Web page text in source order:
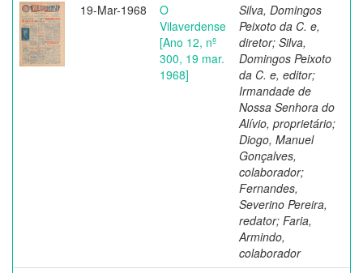
19-Mar-1968
O
Vilaverdense
[Ano 12, nº
300, 19 mar.
1968]
Silva, Domingos
Peixoto da C. e,
diretor; Silva,
Domingos Peixoto
da C. e, editor;
Irmandade de
Nossa Senhora do
Alívio, proprietário;
Diogo, Manuel
Gonçalves,
colaborador;
Fernandes,
Severino Pereira,
redator; Faria,
Armindo,
colaborador